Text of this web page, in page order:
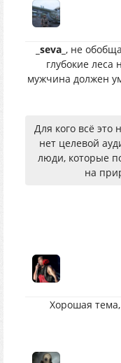
_seva_ , не
глубокие
мужчина должен
Для кого всё это
нет целевой
люди, которые
на
Хорошая